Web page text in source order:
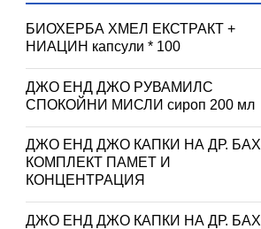
БИОХЕРБА ХМЕЛ ЕКСТРАКТ +
НИАЦИН капсули * 100
ДЖО ЕНД ДЖО РУВАМИЛС
СПОКОЙНИ МИСЛИ сироп 200 мл
ДЖО ЕНД ДЖО КАПКИ НА ДР. БАХ
КОМПЛЕКТ ПАМЕТ И
КОНЦЕНТРАЦИЯ
ДЖО ЕНД ДЖО КАПКИ НА ДР. БАХ